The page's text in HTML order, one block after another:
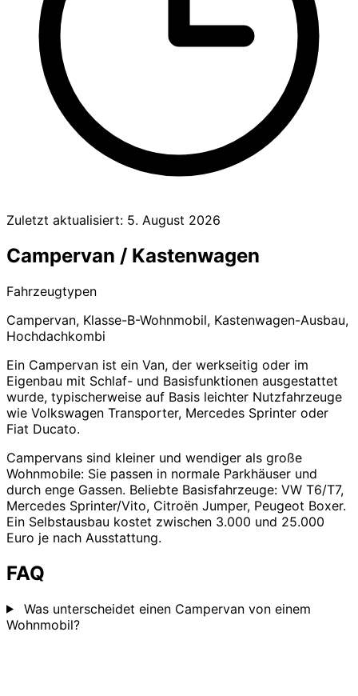
Zuletzt aktualisiert: 5. August 2026
Campervan / Kastenwagen
Fahrzeugtypen
Campervan, Klasse-B-Wohnmobil, Kastenwagen-Ausbau,
Hochdachkombi
Ein Campervan ist ein Van, der werkseitig oder im
Eigenbau mit Schlaf- und Basisfunktionen ausgestattet
wurde, typischerweise auf Basis leichter Nutzfahrzeuge
wie Volkswagen Transporter, Mercedes Sprinter oder
Fiat Ducato.
Campervans sind kleiner und wendiger als große
Wohnmobile: Sie passen in normale Parkhäuser und
durch enge Gassen. Beliebte Basisfahrzeuge: VW T6/T7,
Mercedes Sprinter/Vito, Citroën Jumper, Peugeot Boxer.
Ein Selbstausbau kostet zwischen 3.000 und 25.000
Euro je nach Ausstattung.
FAQ
Was unterscheidet einen Campervan von einem
Wohnmobil?